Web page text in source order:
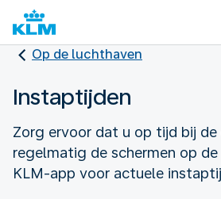
Op de luchthaven
Instaptijden
Zorg ervoor dat u op tijd bij
regelmatig de schermen op